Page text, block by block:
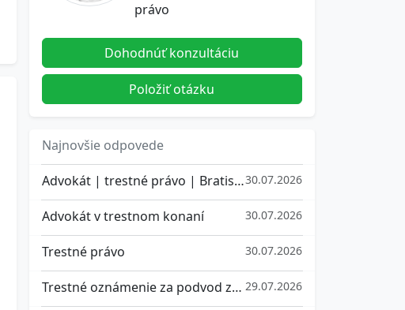
právo
Dohodnúť konzultáciu
Položiť otázku
Najnovšie odpovede
Advokát | trestné právo | Bratislava30.07.2026
Advokát v trestnom konaní 30.07.2026
Trestné právo 30.07.2026
Trestné oznámenie za podvod za pôžičku 29.07.2026